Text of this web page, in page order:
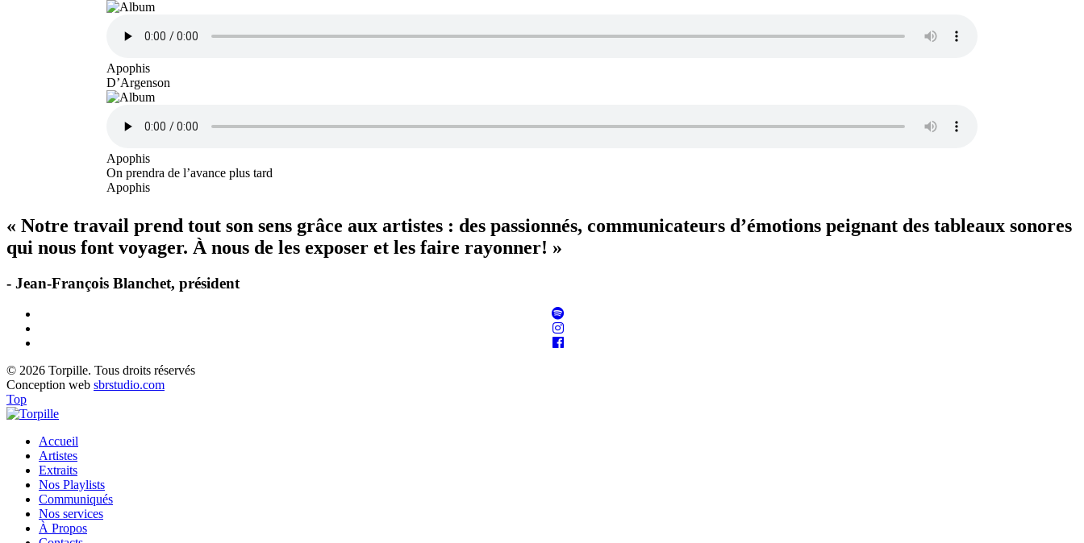
Apophis
D’Argenson
Apophis
On prendra de l’avance plus tard
Apophis
« Notre travail prend tout son sens grâce aux artistes : des passionnés, communicateurs d’émotions peignant des tableaux sonores
qui nous font voyager. À nous de les exposer et les faire rayonner! »
- Jean-François Blanchet, président
© 2026 Torpille. Tous droits réservés
Conception web sbrstudio.com
Top
Accueil
Artistes
Extraits
Nos Playlists
Communiqués
Nos services
À Propos